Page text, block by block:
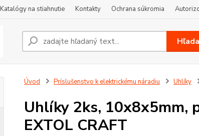
Katalógy na stiahnutie Kontakty Ochrana súkromia
Úvod Príslušenstvo k elektrickému náradiu Uhlíky
Uhlíky 2ks, 10x8x5mm,
EXTOL CRAFT